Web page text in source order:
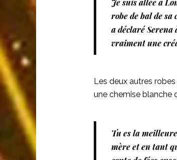
Je suis allée à
robe de bal de sa
a déclaré Serena
vraiment une
Les deux autres
une chemise blanche
Tu es la
mère et en tant